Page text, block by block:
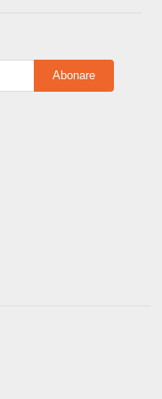
Abonare